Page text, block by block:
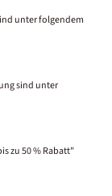
unter folgendem
sind unter
zu 50 % Rabatt"